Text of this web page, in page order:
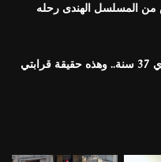
من المسلسل الهندى رحله
مريم سعيد صالح: دخلت الفن وأنا عندي 37 سنة.. وهذه حقيقة قرابتي